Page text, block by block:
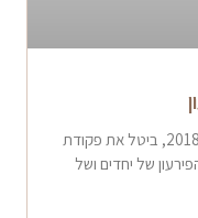
חוק חדלות פירעון ושיקום כלכלי, התשע"ח-2018, ביטל את פקודת
של יחדים ושל